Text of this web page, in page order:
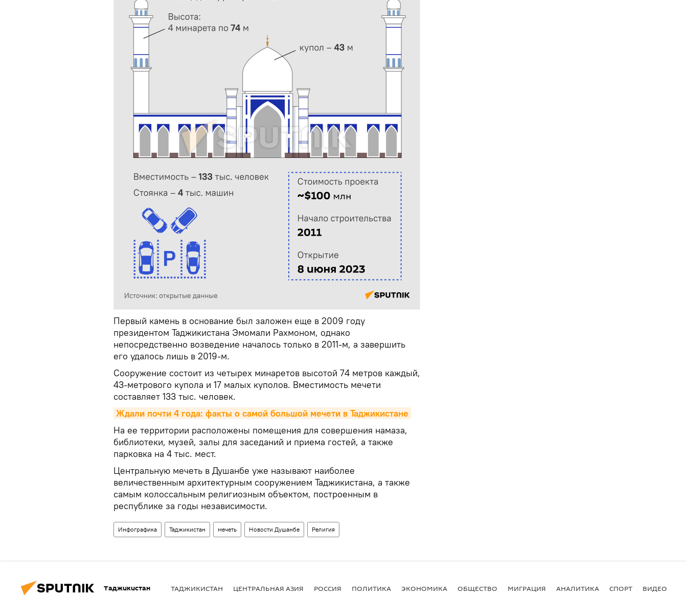
Первый камень в основание был заложен еще в 2009 году
президентом Таджикистана Эмомали Рахмоном, однако
непосредственно возведение началось только в 2011-м, а завершить
его удалось лишь в 2019-м.
Сооружение состоит из четырех минаретов высотой 74 метров каждый,
43-метрового купола и 17 малых куполов. Вместимость мечети
составляет 133 тыс. человек.
Ждали почти 4 года: факты о самой большой мечети в Таджикистане
На ее территории расположены помещения для совершения намаза,
библиотеки, музей, залы для заседаний и приема гостей, а также
парковка на 4 тыс. мест.
Центральную мечеть в Душанбе уже называют наиболее
величественным архитектурным сооружением Таджикистана, а также
самым колоссальным религиозным объектом, построенным в
республике за годы независимости.
Инфографика Таджикистан мечеть Новости Душанбе Религия
Таджикистан ТАДЖИКИСТАН ЦЕНТРАЛЬНАЯ АЗИЯ РОССИЯ ПОЛИТИКА ЭКОНОМИКА ОБЩЕСТВО МИГРАЦИЯ АНАЛИТИКА СПОРТ ВИДЕО